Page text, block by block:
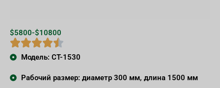
$5800-$10800
Модель: CT-1530
Рабочий размер: диаметр 300 мм, длина 1500 мм